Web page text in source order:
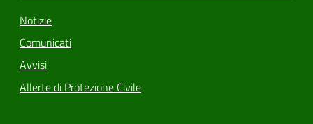
Notizie
Comunicati
Avvisi
Allerte di Protezione Civile